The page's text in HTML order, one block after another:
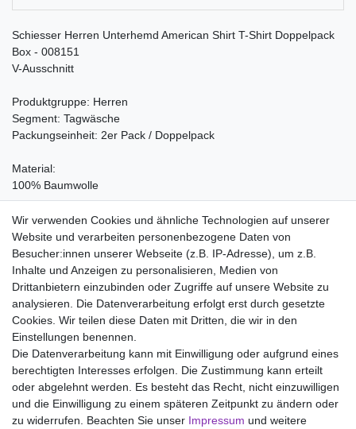
Schiesser Herren Unterhemd American Shirt T-Shirt Doppelpack
Box - 008151
V-Ausschnitt
Produktgruppe: Herren
Segment: Tagwäsche
Packungseinheit: 2er Pack / Doppelpack
Material:
100% Baumwolle
Pflegehinweis:
Waschen bei 60°C, Nicht bleichen, Trockner (Stufe 1), Heiss
Bügeln (Stufe 3), Nicht chemisch reinigen
Wir liefern mit DHL (auch Samstags)
Kostenloser Versand
14 Tage Rückgaberecht
Wir verwenden Cookies und ähnliche Technologien auf unserer
Website und verarbeiten personenbezogene Daten von
Besucher:innen unserer Webseite (z.B. IP-Adresse), um z.B.
Inhalte und Anzeigen zu personalisieren, Medien von
Drittanbietern einzubinden oder Zugriffe auf unsere Website zu
analysieren. Die Datenverarbeitung erfolgt erst durch gesetzte
Cookies. Wir teilen diese Daten mit Dritten, die wir in den
Einstellungen benennen.
Die Datenverarbeitung kann mit Einwilligung oder aufgrund eines
berechtigten Interesses erfolgen. Die Zustimmung kann erteilt
oder abgelehnt werden. Es besteht das Recht, nicht einzuwilligen
und die Einwilligung zu einem späteren Zeitpunkt zu ändern oder
zu widerrufen. Beachten Sie unser Impressum und weitere